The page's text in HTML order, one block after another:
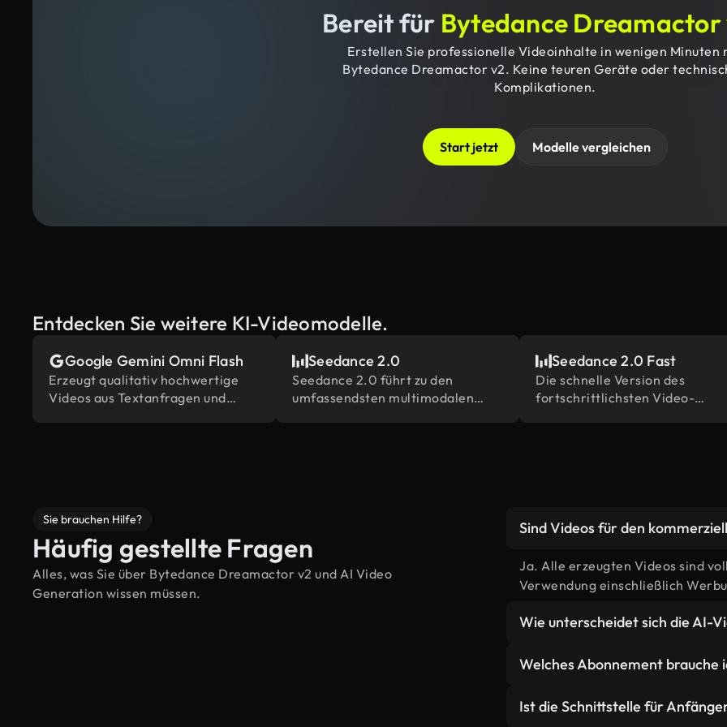
Bereit für Bytedance Dreamactor
Erstellen Sie professionelle Videoinhalte in wenigen Minuten
Bytedance Dreamactor v2. Keine teuren Geräte oder
Komplikationen.
Start jetzt Modelle vergleichen
Entdecken Sie weitere KI-Videomodelle.
Google Gemini Omni Flash
Erzeugt qualitativ hochwertige
Videos aus Textanfragen und
Seedance 2.0
Seedance 2.0 führt zu den
umfassendsten multimodalen
Seedance 2.0 Fast
Die schnelle Version des
fortschrittlichsten Video-
Sie brauchen Hilfe?
Häufig gestellte Fragen
Alles, was Sie über Bytedance Dreamactor v2 und AI Video
Generation wissen müssen.
Sind Videos für den
Ja. Alle erzeugten Videos sind
Verwendung einschließlich
Wie unterscheidet sich die AI-
zugeschnitten sind, im
Inhalte ohne
Welches Abonnement
erhalten erhöhte Credits für
Ist die Schnittstelle für